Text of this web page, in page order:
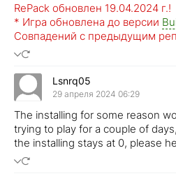
RePack обновлен 19.04.2024 г.!
* Игра обновлена до версии
Совпадений с предыдущим
Lsnrq05
29 апреля 2024 06:29
The installing for some reason
trying to play for a couple of
the installing stays at 0, please